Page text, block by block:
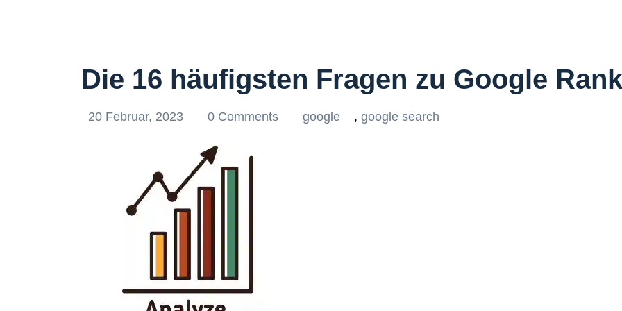
Die 16 häufigsten Fragen zu Google
20 Februar, 2023 0 Comments google , google search